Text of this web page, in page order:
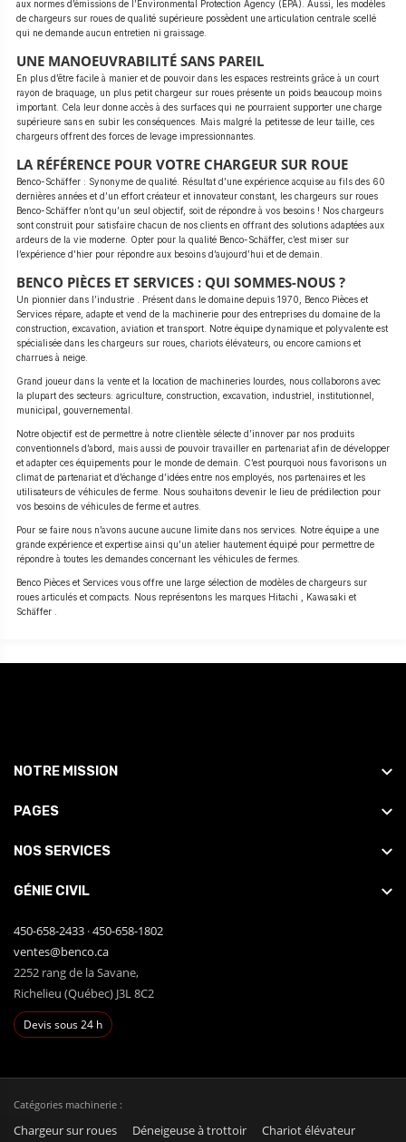
aux normes d’émissions de l’Environmental Protection Agency (EPA). Aussi, les modèles
de chargeurs sur roues de qualité supérieure possèdent une articulation centrale scellé
qui ne demande aucun entretien ni graissage.
UNE MANOEUVRABILITÉ SANS PAREIL
En plus d’être facile à manier et de pouvoir dans les espaces restreints grâce à un court
rayon de braquage, un plus petit chargeur sur roues présente un poids beaucoup moins
important. Cela leur donne accès à des surfaces qui ne pourraient supporter une charge
supérieure sans en subir les conséquences. Mais malgré la petitesse de leur taille, ces
chargeurs offrent des forces de levage impressionnantes.
LA RÉFÉRENCE POUR VOTRE CHARGEUR SUR ROUE
Benco-Schäffer : Synonyme de qualité. Résultat d’une expérience acquise au fils des 60
dernières années et d’un effort créateur et innovateur constant, les chargeurs sur roues
Benco-Schäffer n’ont qu’un seul objectif, soit de répondre à vos besoins ! Nos chargeurs
sont construit pour satisfaire chacun de nos clients en offrant des solutions adaptées aux
ardeurs de la vie moderne. Opter pour la qualité Benco-Schäffer, c’est miser sur
l’expérience d’hier pour répondre aux besoins d’aujourd’hui et de demain.
BENCO PIÈCES ET SERVICES : QUI SOMMES-NOUS ?
Un pionnier dans l’industrie . Présent dans le domaine depuis 1970, Benco Pièces et
Services répare, adapte et vend de la machinerie pour des entreprises du domaine de la
construction, excavation, aviation et transport. Notre équipe dynamique et polyvalente est
spécialisée dans les chargeurs sur roues, chariots élévateurs, ou encore camions et
charrues à neige.
Grand joueur dans la vente et la location de machineries lourdes, nous collaborons avec
la plupart des secteurs: agriculture, construction, excavation, industriel, institutionnel,
municipal, gouvernemental.
Notre objectif est de permettre à notre clientèle sélecte d’innover par nos produits
conventionnels d’abord, mais aussi de pouvoir travailler en partenariat afin de développer
et adapter ces équipements pour le monde de demain. C’est pourquoi nous favorisons un
climat de partenariat et d’échange d’idées entre nos employés, nos partenaires et les
utilisateurs de véhicules de ferme. Nous souhaitons devenir le lieu de prédilection pour
vos besoins de véhicules de ferme et autres.
Pour se faire nous n’avons aucune aucune limite dans nos services. Notre équipe a une
grande expérience et expertise ainsi qu’un atelier hautement équipé pour permettre de
répondre à toutes les demandes concernant les véhicules de fermes.
Benco Pièces et Services vous offre une large sélection de modèles de chargeurs sur
roues articulés et compacts. Nous représentons les marques Hitachi , Kawasaki et
Schäffer .
NOTRE MISSION
PAGES
NOS SERVICES
GÉNIE CIVIL
450-658-2433 ·450-658-1802
ventes@benco.ca
2252 rang de la Savane,
Richelieu (Québec) J3L 8C2
Devis sous 24 h
Catégories machinerie :
Chargeur sur roues Déneigeuse à trottoir
Chariot élévateur